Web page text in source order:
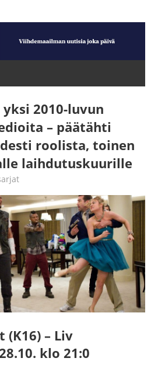
yksi 2010-luvun
– päätähti
roolista, toinen
laihdutuskuurille
(K16) – Liv
klo 21:0